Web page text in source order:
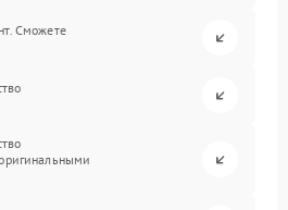
Сможете